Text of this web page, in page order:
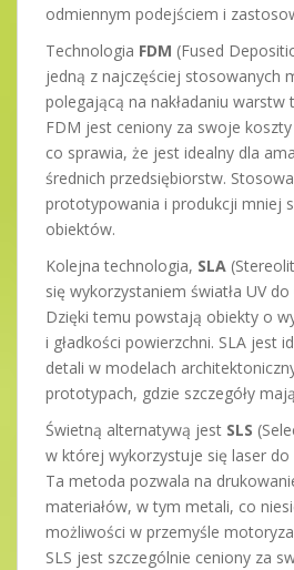
odmiennym podejściem i
Technologia FDM (Fused
jedną z najczęściej stosowanych
polegającą na nakładaniu
FDM jest ceniony za swoje koszty
co sprawia, że jest idealny dla
średnich przedsiębiorstw.
prototypowania i produkcji mniej
obiektów.
Kolejna technologia, SLA
się wykorzystaniem światła UV
Dzięki temu powstają obiekty o
i gładkości powierzchni. SLA jest
detali w modelach
prototypach, gdzie szczegóły
Świetną alternatywą jest SLS
w której wykorzystuje się laser do
Ta metoda pozwala na
materiałów, w tym metali, co
możliwości w przemyśle
SLS jest szczególnie ceniony za